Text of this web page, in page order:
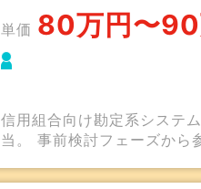
単価 80万円〜90
信用組合向け勘定系システ
当。 事前検討フェーズから